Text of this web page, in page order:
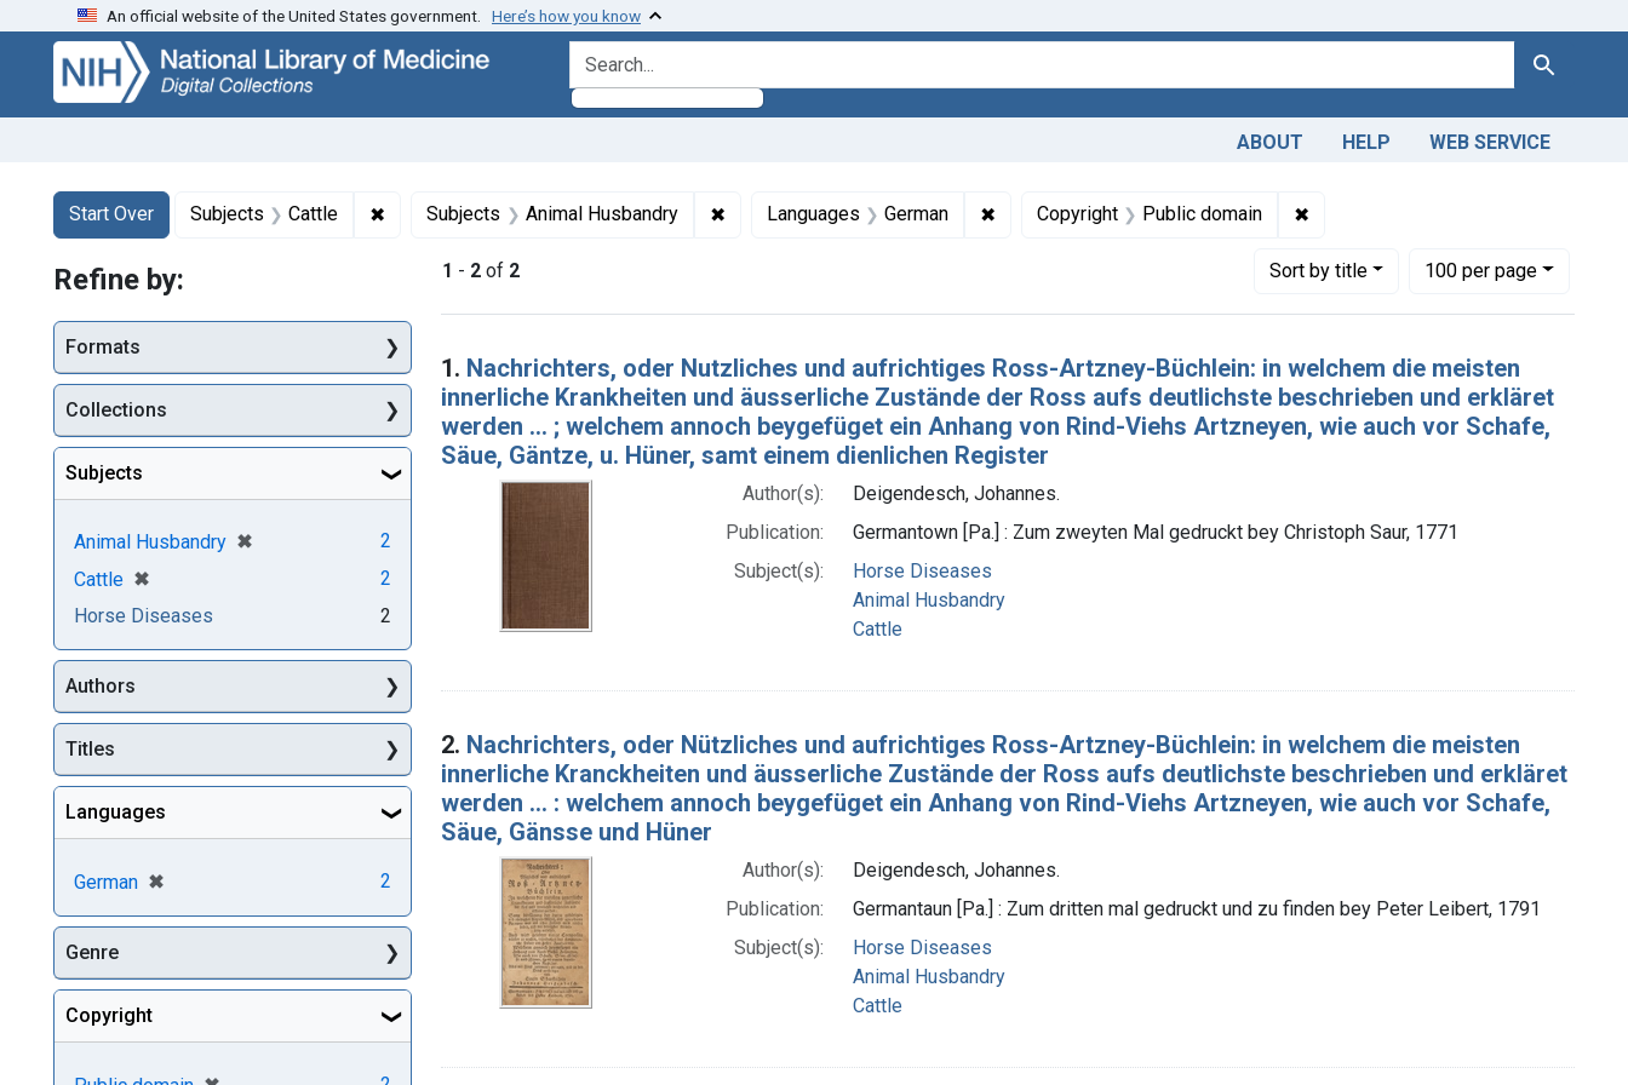
Skip
search
Skip to
main
content
Skip
first
result
An official website of the United States government. Here’s how you know
search for Search
ABOUT HELP WEB SERVICE
Search
Search Constraints
Start Over
You searched for:Subjects Cattle ✖ Remove constraint Subjects: Cattle
Subjects Animal Husbandry ✖Remove constraint Subjects: Animal Husbandry
Languages German ✖Remove constraint Languages: German
Copyright Public domain ✖
1 - 2 of 2 Sortby title
Number of results to display per page
100per page
per page
Search Results
1. Nachrichters, oder Nutzliches und aufrichtiges Ross-Artzney-Büchlein: in welchem die meisten
innerliche Krankheiten und äusserliche Zustände der Ross aufs deutlichste beschrieben und erkläret
werden ... ; welchem annoch beygefüget ein Anhang von Rind-Viehs Artzneyen, wie auch vor Schafe,
Säue, Gäntze, u. Hüner, samt einem dienlichen Register
Author(s):
Deigendesch, Johannes.
Publication:
Germantown [Pa.] : Zum zweyten Mal gedruckt bey Christoph Saur, 1771
Subject(s):
Horse Diseases
Animal Husbandry
Cattle
2. Nachrichters, oder Nützliches und aufrichtiges Ross-Artzney-Büchlein: in welchem die meisten
innerliche Kranckheiten und äusserliche Zustände der Ross aufs deutlichste beschrieben und erkläret
werden ... : welchem annoch beygefüget ein Anhang von Rind-Viehs Artzneyen, wie auch vor Schafe,
Säue, Gänsse und Hüner
Author(s):
Deigendesch, Johannes.
Publication:
Germantaun [Pa.] : Zum dritten mal gedruckt und zu finden bey Peter Leibert, 1791
Subject(s):
Horse Diseases
Animal Husbandry
Cattle
Refine by:
Formats
Collections
Subjects
Animal Husbandry ✖
[remove]
2
Cattle ✖
[remove]
2
Horse Diseases
2
Authors
Titles
Languages
German ✖
[remove] 2
Genre
Copyright